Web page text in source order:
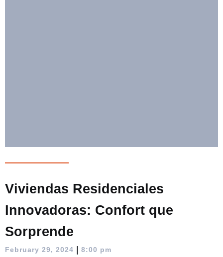
Viviendas Residenciales
Innovadoras: Confort que
Sorprende
February 29, 2024 8:00 pm